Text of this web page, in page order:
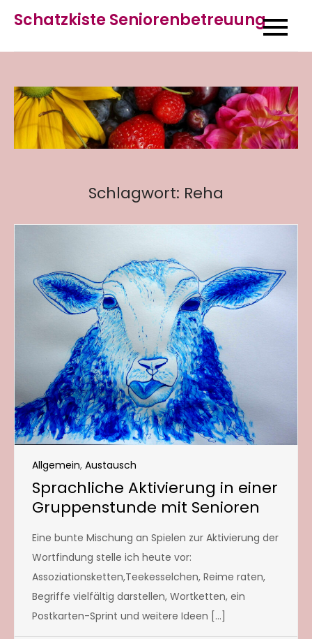
content
Schatzkiste Seniorenbetreuung
Schlagwort: Reha
Allgemein, Austausch
Sprachliche Aktivierung in einer
Gruppenstunde mit Senioren
Eine bunte Mischung an Spielen zur Aktivierung der
Wortfindung stelle ich heute vor:
Assoziationsketten,Teekesselchen, Reime raten,
Begriffe vielfältig darstellen, Wortketten, ein
Postkarten-Sprint und weitere Ideen […]